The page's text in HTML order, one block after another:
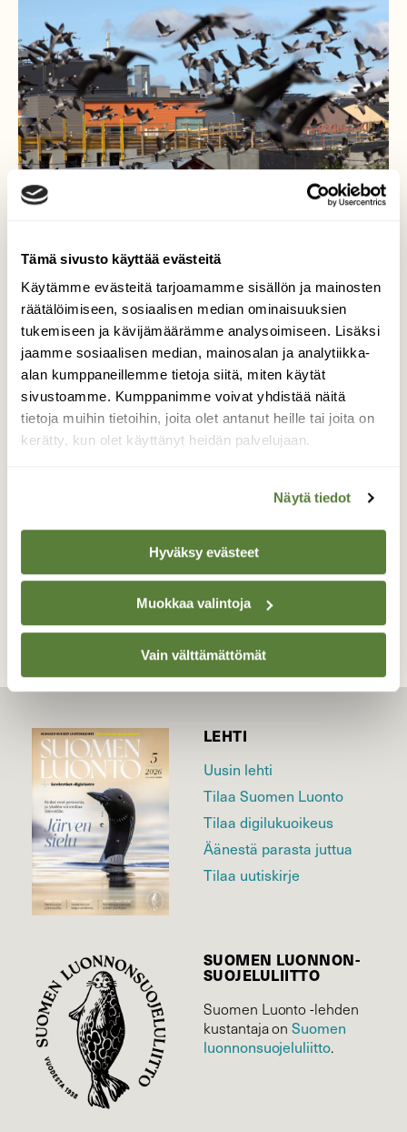
Tämä sivusto käyttää evästeitä
Käytämme evästeitä tarjoamamme sisällön ja mainosten
räätälöimiseen, sosiaalisen median ominaisuuksien
tukemiseen ja kävijämäärämme analysoimiseen. Lisäksi
jaamme sosiaalisen median, mainosalan ja analytiikka-
alan kumppaneillemme tietoja siitä, miten käytät
sivustoamme. Kumppanimme voivat yhdistää näitä
tietoja muihin tietoihin, joita olet antanut heille tai joita on
kerätty, kun olet käyttänyt heidän palvelujaan.
Näytä tiedot
Hyväksy evästeet
Muokkaa valintoja
Vain välttämättömät
Hanhet
Valkoposki-sekä Kanadanhanhien invaasio,
tuo tuhansia lintuja rannoille. Useassa
paikassa viihtyy laumat muutamia päiviä,
vaihtaen sitten paikkaa.
TAKAISIN LISTAAN
LEHTI
Uusin lehti
Tilaa Suomen Luonto
Tilaa digilukuoikeus
Äänestä parasta juttua
Tilaa uutiskirje
SUOMEN LUONNON­
SUOJELU­LIITTO
Suomen Luonto -lehden
kustantaja onSuomen
luonnonsuojelu­liitto.